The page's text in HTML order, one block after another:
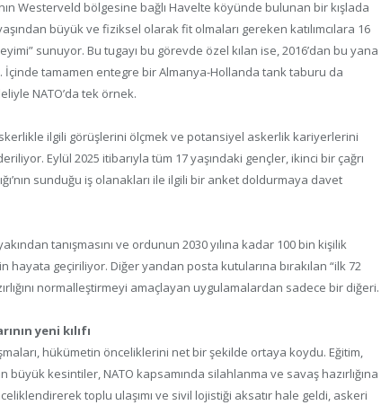
Westerveld bölgesine bağlı Havelte köyünde bulunan bir kışlada
büyük ve fiziksel olarak fit olmaları gereken katılımcılara 16
sunuyor. Bu tugayı bu görevde özel kılan ise, 2016’dan bu yana
İçinde tamamen entegre bir Almanya-Hollanda tank taburu da
NATO’da tek örnek.
ilgili görüşlerini ölçmek ve potansiyel askerlik kariyerlerini
Eylül 2025 itibarıyla tüm 17 yaşındaki gençler, ikinci bir çağrı
sunduğu iş olanakları ile ilgili bir anket doldurmaya davet
tanışmasını ve ordunun 2030 yılına kadar 100 bin kişilik
hayata geçiriliyor. Diğer yandan posta kutularına bırakılan “ilk 72
normalleştirmeyi amaçlayan uygulamalardan sadece bir diğeri.
yeni kılıfı
hükümetin önceliklerini net bir şekilde ortaya koydu. Eğitim,
kesintiler, NATO kapsamında silahlanma ve savaş hazırlığına
toplu ulaşımı ve sivil lojistiği aksatır hale geldi, askeri